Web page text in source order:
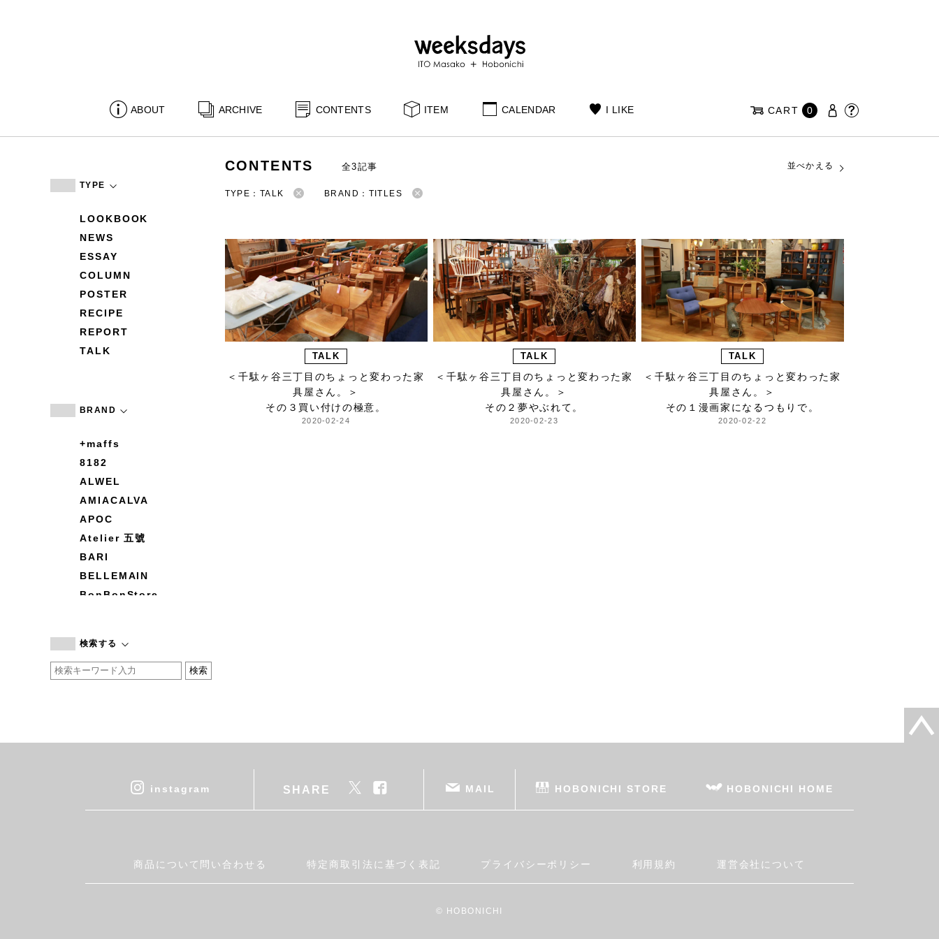
ABOUT ARCHIVE CONTENTS ITEM CALENDAR I LIKE CART 0
TYPE
LOOKBOOK
NEWS
ESSAY
COLUMN
POSTER
RECIPE
REPORT
TALK
BRAND
+maffs
8182
ALWEL
AMIACALVA
APOC
Atelier 五號
BARI
BELLEMAIN
BonBonStore
by basics
CATWORTH
cohan
DEAN & DELUCA
Fatima Morocco
検索する
CONTENTS 全3記事 並べかえる
TYPE：TALK BRAND：TITLES
TALK
＜千駄ヶ谷三丁目のちょっと変わった家
具屋さん。＞
その３買い付けの極意。
2020-02-24
TALK
＜千駄ヶ谷三丁目のちょっと変わった家
具屋さん。＞
その２夢やぶれて。
2020-02-23
TALK
＜千駄ヶ谷三丁目のちょっと変わった家
具屋さん。＞
その１漫画家になるつもりで。
2020-02-22
instagram SHARE MAIL HOBONICHI STORE HOBONICHI HOME
商品について問い合わせる 特定商取引法に基づく表記 プライバシーポリシー 利用規約 運営会社について
© HOBONICHI